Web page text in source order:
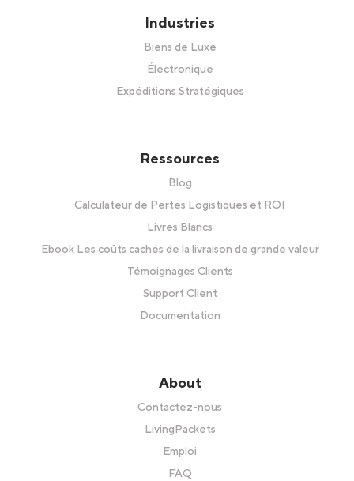
Industries
Biens de Luxe
Électronique
Expéditions Stratégiques
Ressources
Blog
Calculateur de Pertes Logistiques et ROI
Livres Blancs
Ebook Les coûts cachés de la livraison de grande valeur
Témoignages Clients
Support Client
Documentation
About
Contactez-nous
LivingPackets
Emploi
FAQ